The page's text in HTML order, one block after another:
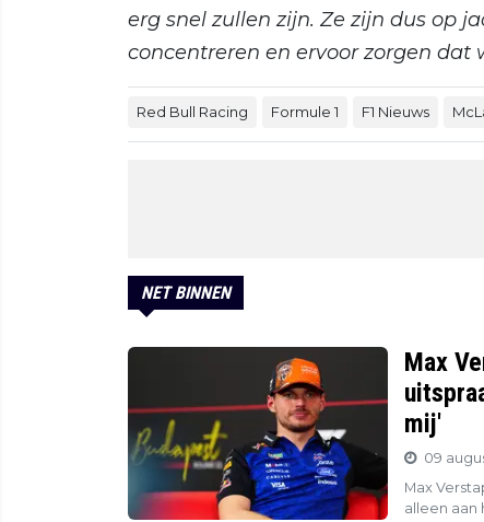
erg snel zullen zijn. Ze zijn dus op
concentreren en ervoor zorgen dat
Red Bull Racing Formule 1 F1 Nieuws
NET BINNEN
Max
mij'
09
Max
alleen aan